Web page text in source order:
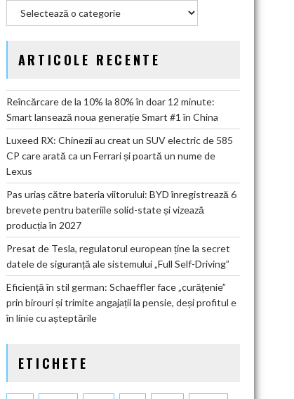
ARTICOLE RECENTE
Reîncărcare de la 10% la 80% în doar 12 minute:
Smart lansează noua generație Smart #1 în China
Luxeed RX: Chinezii au creat un SUV electric de 585
CP care arată ca un Ferrari și poartă un nume de
Lexus
Pas uriaș către bateria viitorului: BYD înregistrează 6
brevete pentru bateriile solid-state și vizează
producția în 2027
Presat de Tesla, regulatorul european ține la secret
datele de siguranță ale sistemului „Full Self-Driving”
Eficiență în stil german: Schaeffler face „curățenie”
prin birouri și trimite angajații la pensie, deși profitul e
în linie cu așteptările
ETICHETE